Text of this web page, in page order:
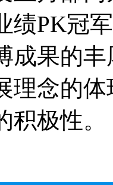
绩PK冠
成果的
理念的
极性。